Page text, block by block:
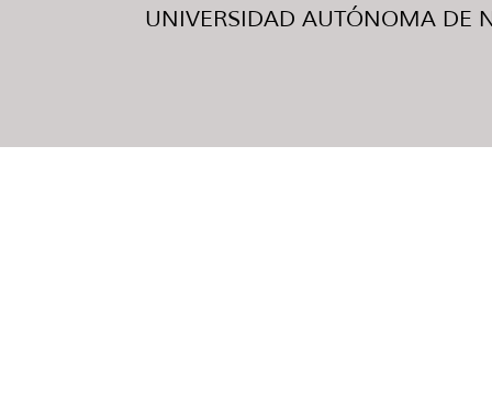
UNIVERSIDAD AUTÓNOMA DE